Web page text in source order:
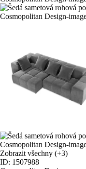
Zobrazit všechny (+3)
ID: 1507988